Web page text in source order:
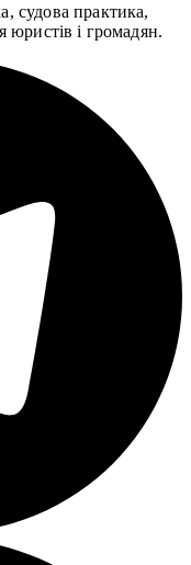
судова практика,
юристів і громадян.